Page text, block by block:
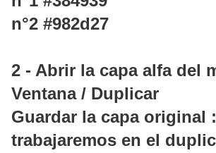
n°2 #982d27
2 - Abrir la capa alfa del
Ventana / Duplicar
Guardar la capa original :
trabajaremos en el